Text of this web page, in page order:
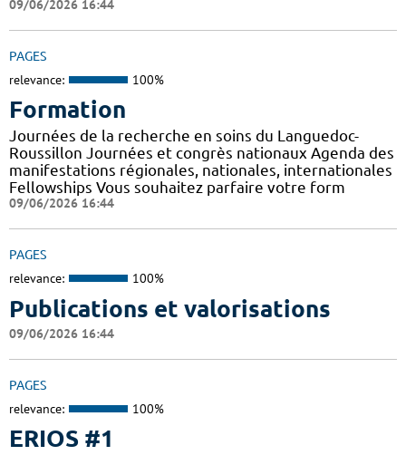
09/06/2026 16:44
PAGES
relevance: 100%
Formation
Journées de la recherche en soins du Languedoc-
Roussillon Journées et congrès nationaux Agenda des
manifestations régionales, nationales, internationales
Fellowships Vous souhaitez parfaire votre form
09/06/2026 16:44
PAGES
relevance: 100%
Publications et valorisations
09/06/2026 16:44
PAGES
relevance: 100%
ERIOS #1